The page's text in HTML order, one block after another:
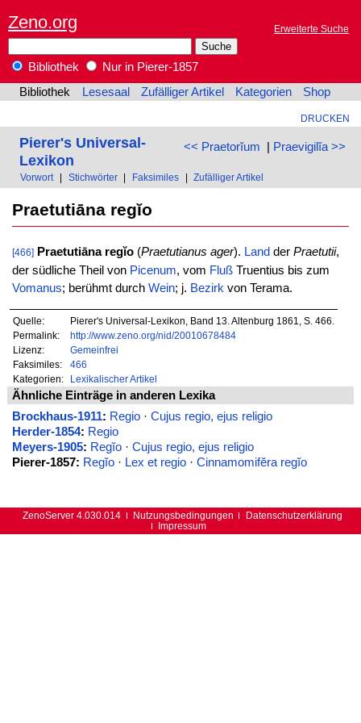
Zeno.org Erweiterte Suche
Bibliothek
Nur in Pierer-1857
Bibliothek
Lesesaal Zufälliger Artikel Kategorien Shop
DRUCKEN
<< Praetorĭum | Praevigilĭa >>
Pierer's Universal-
Lexikon
Vorwort Stichwörter Faksimiles Zufälliger Artikel
Praetutiāna regĭo
[466] Praetutiāna regĭo(Praetutianus ager). Land der Praetutii,
der südliche Theil von Picenum, vom FlußTruentius bis zum
Vomanus; berühmt durch Wein; j. Bezirkvon Terama.
Quelle:
Pierer's Universal-Lexikon, Band 13. Altenburg 1861, S. 466.
Permalink:
http://www.zeno.org/nid/20010678484
Lizenz:
Gemeinfrei
Faksimiles:
466
Kategorien:
Lexikalischer Artikel
Ähnliche Einträge in anderen Lexika
Brockhaus-1911: Regio· Cujus regio, ejus religio
Herder-1854: Regio
Meyers-1905: Regĭo· Cujus regio, ejus religio
Pierer-1857: Regĭo· Lex et regio· Cinnamomifĕra regĭo
ZenoServer 4.030.014 Nutzungsbedingungen
Datenschutzerklärung
Impressum